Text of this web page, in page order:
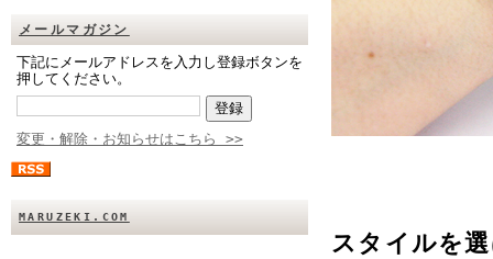
メールマガジン
下記にメールアドレスを入力し登録ボタンを
押してください。
変更・解除・お知らせはこちら >>
MARUZEKI.COM
スタイルを